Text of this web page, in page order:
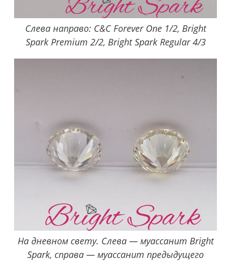
Слева направо: C&C Forever One 1/2, Bright
Spark Premium 2/2, Bright Spark Regular 4/3
На дневном свету. Слева — муассанит Bright
Spark, справа — муассанит предыдущего